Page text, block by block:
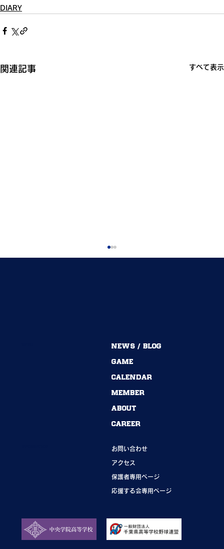
DIARY
関連記事 すべて表示
54期→55期｜ありがとうございました！
お問い合わせ
アクセス
保護者専用ページ
応援する会専用ページ
NEWS / BLOG
GAME
CALENDAR
MEMBER
ABOUT
CAREER